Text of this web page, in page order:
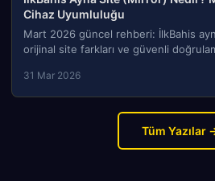
Cihaz Uyumluluğu
Mart 2026 güncel rehberi: İlkBahis
orijinal site farkları ve güvenli
31 Mar 2026
Tüm Yazılar